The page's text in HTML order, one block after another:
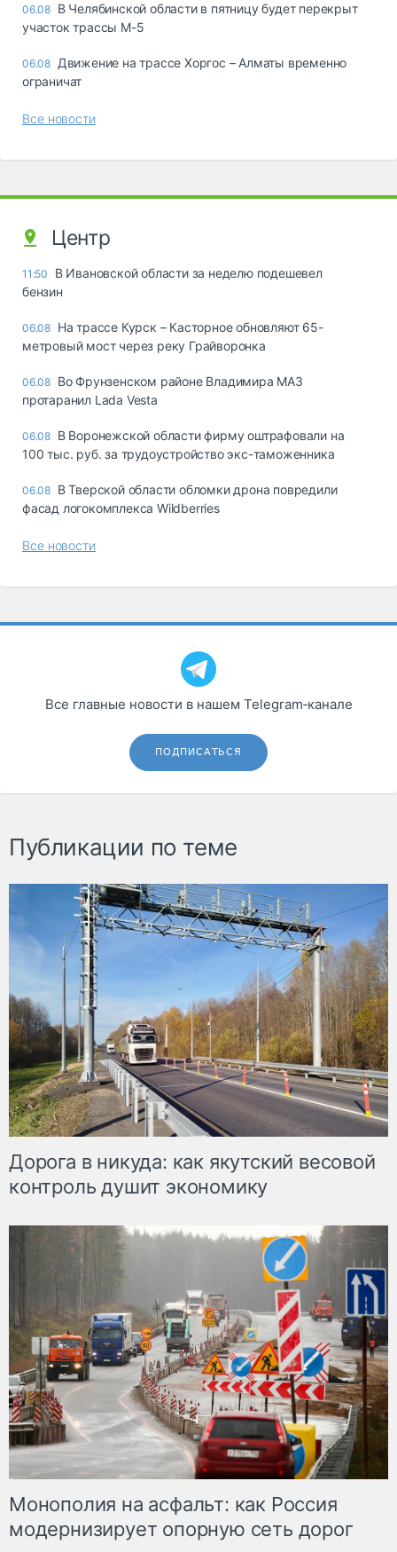
06.08 В Челябинской области в пятницу будет перекрыт
участок трассы М-5
06.08 Движение на трассе Хоргос – Алматы временно
ограничат
Все новости
Центр
11:50
В Ивановской области за неделю подешевел
бензин
06.08 На трассе Курск – Касторное обновляют 65-
метровый мост через реку Грайворонка
06.08 Во Фрунзенском районе Владимира МАЗ
протаранил Lada Vesta
06.08 В Воронежской области фирму оштрафовали на
100 тыс. руб. за трудоустройство экс-таможенника
06.08 В Тверской области обломки дрона повредили
фасад логокомплекса Wildberries
Все новости
Все главные новости в нашем Telegram‑канале
ПОДПИСАТЬСЯ
Публикации по теме
Дорога в никуда: как якутский весовой
контроль душит экономику
Монополия на асфальт: как Россия
модернизирует опорную сеть дорог